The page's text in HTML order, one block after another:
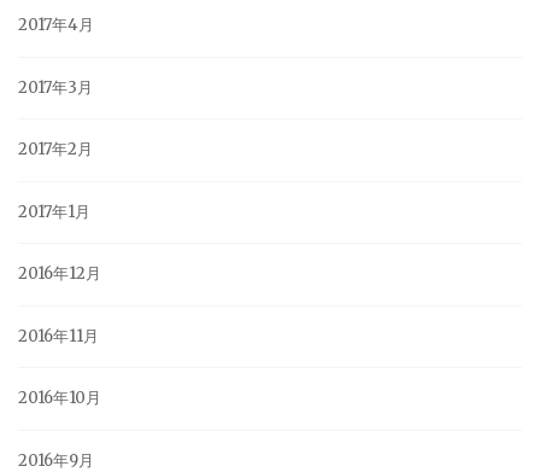
2017年4月
2017年3月
2017年2月
2017年1月
2016年12月
2016年11月
2016年10月
2016年9月